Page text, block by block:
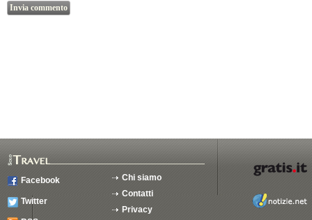
Facebook
Twitter
Chi siamo
Contatti
Privacy